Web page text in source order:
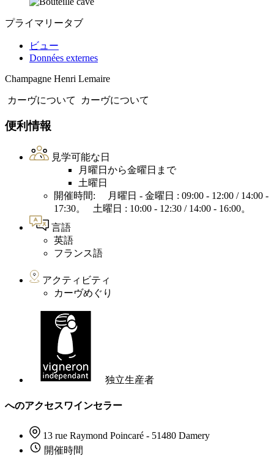
プライマリータブ
ビュー
Données externes
Champagne Henri Lemaire
カーヴについて カーヴについて
便利情報
見学可能な日
月曜日から金曜日まで
土曜日
開催時間: 月曜日 - 金曜日 : 09:00 - 12:00 / 14:00 -
17:30。 土曜日 : 10:00 - 12:30 / 14:00 - 16:00。
言語
英語
フランス語
アクティビティ
カーヴめぐり
独立生産者
へのアクセスワインセラー
13 rue Raymond Poincaré - 51480 Damery
開催時間